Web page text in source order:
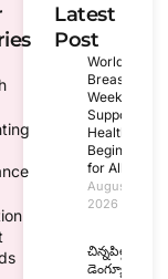
Latest
Post
World
Week 2026:
Supporting
Healthy
Beginnings
for All
August 1,
2026
చిన్నపిల్లల్లో
డెంగ్యూ